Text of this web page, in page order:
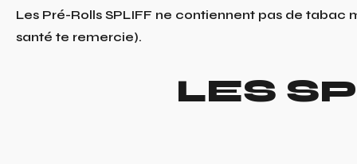
Les Pré-Rolls SPLIFF ne contiennent pas de tabac
santé te remercie).
LES